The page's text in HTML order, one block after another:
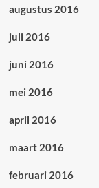
augustus 2016
juli 2016
juni 2016
mei 2016
april 2016
maart 2016
februari 2016